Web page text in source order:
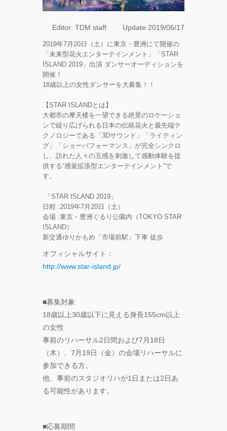
Editor: TDM staff Update:2019/06/17
2019年7月20日（土）に東京・豊洲にて開催の
「未来型花火エンターテインメント」「STAR
ISLAND 2019」出演 ダンサーオーディションを
開催！
18歳以上の女性ダンサーを大募集！！
【STAR ISLANDとは】
大都市の摩天楼を一望できる絶景のロケーショ
ンで繰り広げられる 日本の伝統花火と最先端テ
クノロジーである「3Dサウンド」「ライティン
グ」「ショーパフォーマンス」が完全シンクロ
し、 訪れた人々の五感を刺激して感動体験を提
供する“感覚拡張型エンターテインメント”で
す。
「STAR ISLAND 2019」
日程 :2019年7月20日（土）
会場 :東京・豊洲ぐるり公園内（TOKYO STAR
ISLAND）
新交通ゆりかもめ「市場前駅」下車 徒歩
オフィシャルサイト：
http://www.star-island.jp/
■募集対象
18歳以上30歳以下に見える身長155cm以上
の女性
事前のリハーサル2日間および7月18日
（木）、7月19日（金）の会場リハーサルに
参加できる方。
他、事前のスタジオリハが1日または2日あ
る可能性があります。
■応募期間